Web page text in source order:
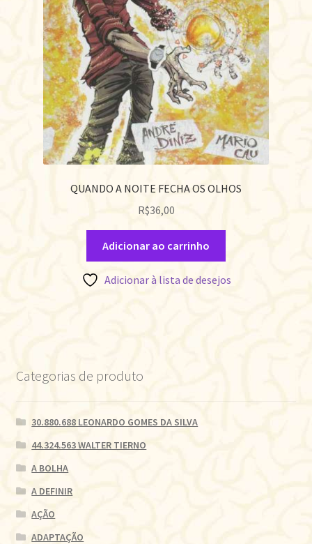
QUANDO A NOITE FECHA OS OLHOS
R$36,00
Adicionar ao carrinho
Adicionar à lista de desejos
Categorias de produto
30.880.688 LEONARDO GOMES DA SILVA
44.324.563 WALTER TIERNO
A BOLHA
A DEFINIR
AÇÃO
ADAPTAÇÃO